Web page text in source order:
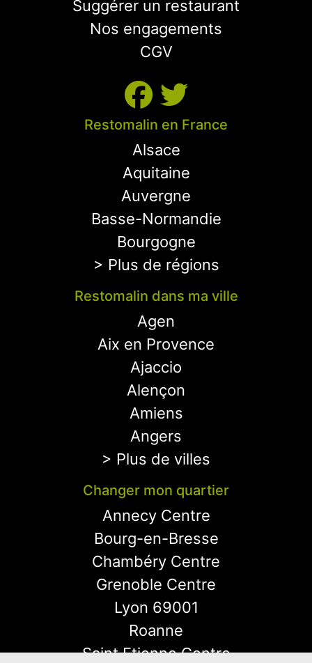
Suggérer un restaurant
Nos engagements
CGV
Restomalin en France
Alsace
Aquitaine
Auvergne
Basse-Normandie
Bourgogne
> Plus de régions
Restomalin dans ma ville
Agen
Aix en Provence
Ajaccio
Alençon
Amiens
Angers
> Plus de villes
Changer mon quartier
Annecy Centre
Bourg-en-Bresse
Chambéry Centre
Grenoble Centre
Lyon 69001
Roanne
Saint Etienne Centre